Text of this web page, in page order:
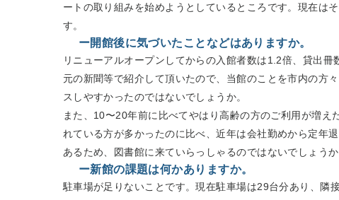
ートの取り組みを始めようとしているところです。現在は
す。
ー開館後に気づいたことなどはありますか。
リニューアルオープンしてからの入館者数は1.2倍、貸出
元の新聞等で紹介して頂いたので、当館のことを市内の方
スしやすかったのではないでしょうか。
また、10〜20年前に比べてやはり高齢の方のご利用が増
れている方が多かったのに比べ、近年は会社勤めから定年
あるため、図書館に来ていらっしゃるのではないでしょう
ー新館の課題は何かありますか。
駐車場が足りないことです。現在駐車場は29台分あり、隣